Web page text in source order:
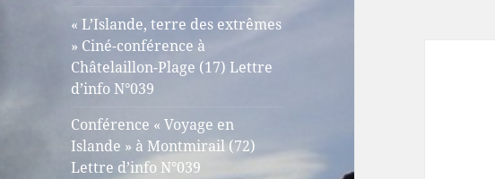
« L’Islande, terre des extrêmes
» Ciné-conférence à
Châtelaillon-Plage (17) Lettre
d’info N°039
Conférence « Voyage en
Islande » à Montmirail (72)
Lettre d’info N°039